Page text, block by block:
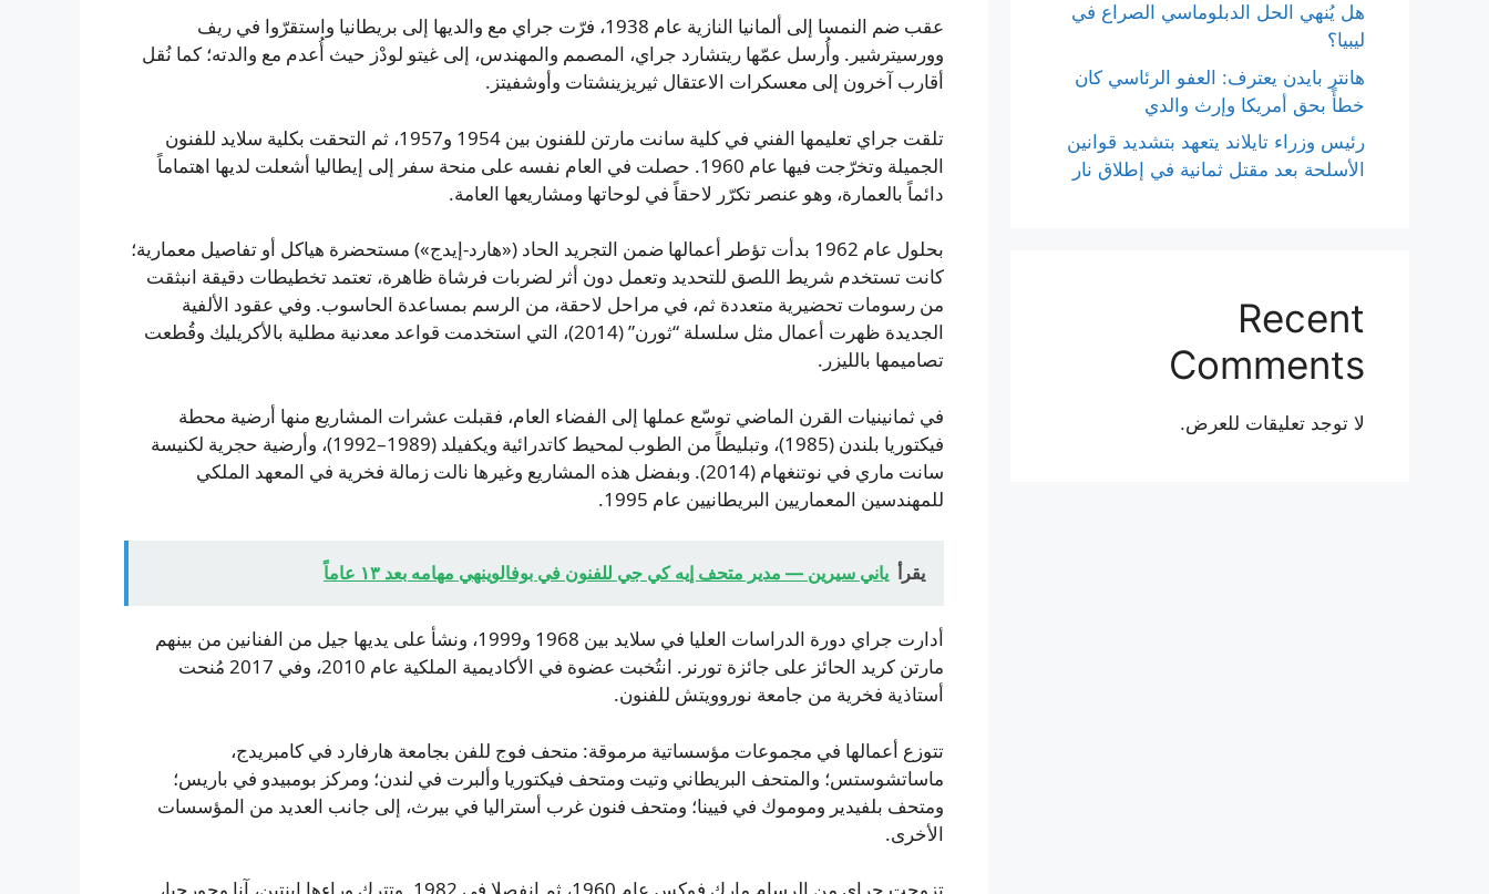
عقب ضم النمسا إلى ألمانيا النازية عام 1938، فرّت جراي مع والديها إلى بريطانيا واستقرّوا في ريف
وورسيترشير. وأُرسل عمّها ريتشارد جراي، المصمم والمهندس، إلى غيتو لودْز حيث أُعدم مع والدته؛ كما نُقل
أقارب آخرون إلى معسكرات الاعتقال ثيريزينشتات وأوشفيتز.
تلقت جراي تعليمها الفني في كلية سانت مارتن للفنون بين 1954 و1957، ثم التحقت بكلية سلايد للفنون
الجميلة وتخرّجت فيها عام 1960. حصلت في العام نفسه على منحة سفر إلى إيطاليا أشعلت لديها اهتماماً
دائماً بالعمارة، وهو عنصر تكرّر لاحقاً في لوحاتها ومشاريعها العامة.
بحلول عام 1962 بدأت تؤطر أعمالها ضمن التجريد الحاد («هارد-إيدج») مستحضرة هياكل أو تفاصيل معمارية؛
كانت تستخدم شريط اللصق للتحديد وتعمل دون أثر لضربات فرشاة ظاهرة، تعتمد تخطيطات دقيقة انبثقت
من رسومات تحضيرية متعددة ثم، في مراحل لاحقة، من الرسم بمساعدة الحاسوب. وفي عقود الألفية
الجديدة ظهرت أعمال مثل سلسلة “ثورن” (2014)، التي استخدمت قواعد معدنية مطلية بالأكريليك وقُطعت
تصاميمها بالليزر.
في ثمانينيات القرن الماضي توسّع عملها إلى الفضاء العام، فقبلت عشرات المشاريع منها أرضية محطة
فيكتوريا بلندن (1985)، وتبليطاً من الطوب لمحيط كاتدرائية ويكفيلد (1989–1992)، وأرضية حجرية لكنيسة
سانت ماري في نوتنغهام (2014). وبفضل هذه المشاريع وغيرها نالت زمالة فخرية في المعهد الملكي
للمهندسين المعماريين البريطانيين عام 1995.
يقرأ ياني سيرين — مدير متحف إيه كي جي للفنون في بوفالوينهي مهامه بعد ١٣ عاماً
أدارت جراي دورة الدراسات العليا في سلايد بين 1968 و1999، ونشأ على يديها جيل من الفنانين من بينهم
مارتن كريد الحائز على جائزة تورنر. انتُخبت عضوة في الأكاديمية الملكية عام 2010، وفي 2017 مُنحت
أستاذية فخرية من جامعة نوروويتش للفنون.
تتوزع أعمالها في مجموعات مؤسساتية مرموقة: متحف فوج للفن بجامعة هارفارد في كامبريدج،
ماساتشوستس؛ والمتحف البريطاني وتيت ومتحف فيكتوريا وألبرت في لندن؛ ومركز بومبيدو في باريس؛
ومتحف بلفيدير وموموك في فيينا؛ ومتحف فنون غرب أستراليا في بيرث، إلى جانب العديد من المؤسسات
الأخرى.
هل يُنهي الحل الدبلوماسي الصراع في
ليبيا؟
هانتر بايدن يعترف: العفو الرئاسي كان
خطأً بحق أمريكا وإرث والدي
رئيس وزراء تايلاند يتعهد بتشديد قوانين
الأسلحة بعد مقتل ثمانية في إطلاق نار
Recent
Comments
لا توجد تعليقات للعرض.